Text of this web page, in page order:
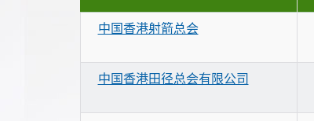
中国香港射箭总会
中国香港田径总会有限公司